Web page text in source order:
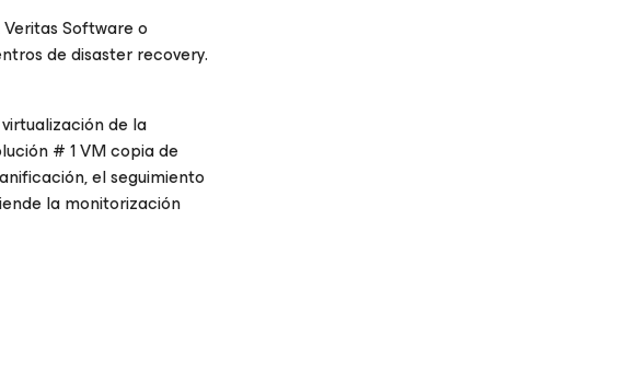
Software o
de disaster recovery.
de la
# 1 VM copia de
el seguimiento
la monitorización